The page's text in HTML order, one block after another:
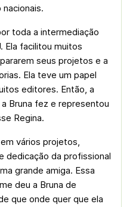
toda a intermediação
Ela facilitou muitos
seus projetos e a
Ela teve um papel
editores. Então, a
Bruna fez e representou
Regina.
vários projetos,
dedicação da profissional
grande amiga. Essa
deu a Bruna de
que onde quer que ela